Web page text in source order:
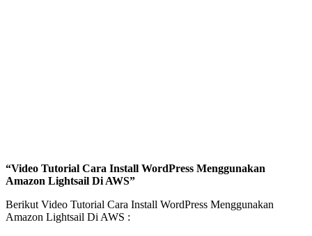
“Video Tutorial Cara Install WordPress Menggunakan
Amazon Lightsail Di AWS”
Berikut Video Tutorial Cara Install WordPress Menggunakan
Amazon Lightsail Di AWS :